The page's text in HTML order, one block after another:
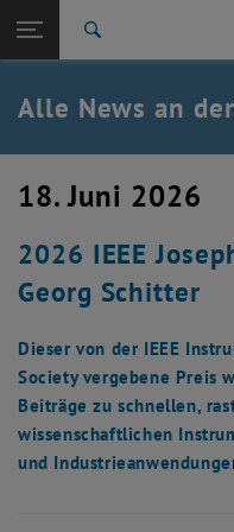
TU Login
Quicklinks
Quicklinks-Menü umschalten
Studium
Karriere
Zurück: Subseiten von TU
Zurück zur letzten Ebene:
TU Wien Startseite
Übersicht
Alle News an
18. Juni 2026
2026 IEEE
Georg Schitter
Dieser von der IEEE
Society vergebene Preis
Beiträge zu schnellen,
wissenschaftlichen
und